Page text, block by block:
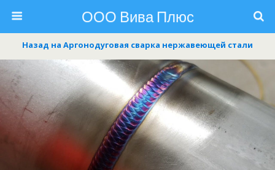
ООО Вива Плюс
Назад на Аргонодуговая сварка нержавеющей стали